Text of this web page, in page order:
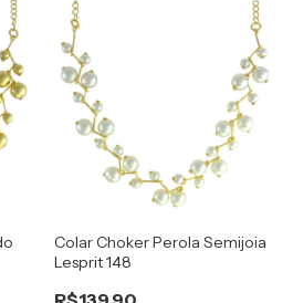
Colar Choker Perola Semijoia
Lesprit 148